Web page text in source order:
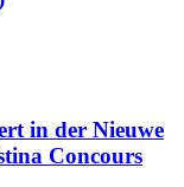
in der Nieuwe
Concours